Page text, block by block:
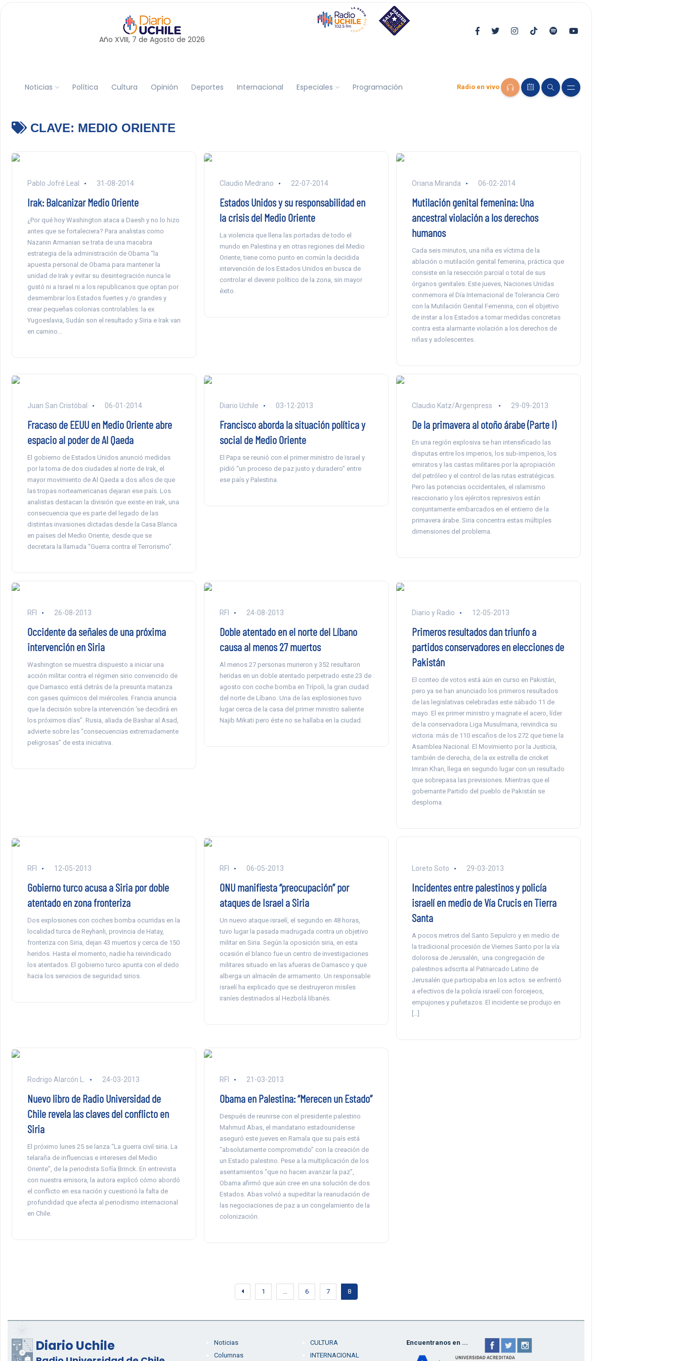
Año XVIII, 7 de Agosto de 2026
Noticias Política Cultura Opinión Deportes Internacional Especiales Programación Radio en vivo
CLAVE: MEDIO ORIENTE
Pablo Jofré Leal 31-08-2014
Irak: Balcanizar Medio Oriente
¿Por qué hoy Washington ataca a Daesh y no lo hizo
antes que se fortaleciera? Para analistas como
Nazanin Armanian se trata de una macabra
estrategia de la administración de Obama “la
apuesta personal de Obama para mantener la
unidad de Irak y evitar su desintegración nunca le
gustó ni a Israel ni a los republicanos que optan por
desmembrar los Estados fuertes y /o grandes y
crear pequeñas colonias controlables: la ex
Yugoeslavia, Sudán son el resultado y Siria e Irak van
en camino…
Claudio Medrano 22-07-2014
Estados Unidos y su responsabilidad en
la crisis del Medio Oriente
La violencia que llena las portadas de todo el
mundo en Palestina y en otras regiones del Medio
Oriente, tiene como punto en común la decidida
intervención de los Estados Unidos en busca de
controlar el devenir político de la zona, sin mayor
éxito.
Oriana Miranda 06-02-2014
Mutilación genital femenina: Una
ancestral violación a los derechos
humanos
Cada seis minutos, una niña es víctima de la
ablación o mutilación genital femenina, práctica que
consiste en la resección parcial o total de sus
órganos genitales. Este jueves, Naciones Unidas
conmemora el Día Internacional de Tolerancia Cero
con la Mutilación Genital Femenina, con el objetivo
de instar a los Estados a tomar medidas concretas
contra esta alarmante violación a los derechos de
niñas y adolescentes.
Juan San Cristóbal 06-01-2014
Fracaso de EEUU en Medio Oriente abre
espacio al poder de Al Qaeda
El gobierno de Estados Unidos anunció medidas
por la toma de dos ciudades al norte de Irak, el
mayor movimiento de Al Qaeda a dos años de que
las tropas norteamericanas dejaran ese país. Los
analistas destacan la división que existe en Irak, una
consecuencia que es parte del legado de las
distintas invasiones dictadas desde la Casa Blanca
en países del Medio Oriente, desde que se
decretara la llamada “Guerra contra el Terrorismo”.
Diario Uchile 03-12-2013
Francisco aborda la situación política y
social de Medio Oriente
El Papa se reunió con el primer ministro de Israel y
pidió “un proceso de paz justo y duradero” entre
ese país y Palestina.
Claudio Katz/Argenpress 29-09-2013
De la primavera al otoño árabe (Parte I)
En una región explosiva se han intensificado las
disputas entre los imperios, los sub-imperios, los
emiratos y las castas militares por la apropiación
del petróleo y el control de las rutas estratégicas.
Pero las potencias occidentales, el islamismo
reaccionario y los ejércitos represivos están
conjuntamente embarcados en el entierro de la
primavera árabe. Siria concentra estas múltiples
dimensiones del problema.
RFI 26-08-2013
Occidente da señales de una próxima
intervención en Siria
Washington se muestra dispuesto a iniciar una
acción militar contra el régimen sirio convencido de
que Damasco está detrás de la presunta matanza
con gases químicos del miércoles. Francia anuncia
que la decisión sobre la intervención ‘se decidirá en
los próximos días”. Rusia, aliada de Bashar al Asad,
advierte sobre las “consecuencias extremadamente
peligrosas” de esta iniciativa.
RFI 24-08-2013
Doble atentado en el norte del Líbano
causa al menos 27 muertos
Al menos 27 personas murieron y 352 resultaron
heridas en un doble atentado perpetrado este 23 de
agosto con coche bomba en Trípoli, la gran ciudad
del norte de Líbano. Una de las explosiones tuvo
lugar cerca de la casa del primer ministro saliente
Najib Mikati pero éste no se hallaba en la ciudad.
Diario y Radio 12-05-2013
Primeros resultados dan triunfo a
partidos conservadores en elecciones de
Pakistán
El conteo de votos está aún en curso en Pakistán,
pero ya se han anunciado los primeros resultados
de las legislativas celebradas este sábado 11 de
mayo. El ex primer ministro y magnate el acero, líder
de la conservadora Liga Musulmana, reivindica su
victoria: más de 110 escaños de los 272 que tiene la
Asamblea Nacional. El Movimiento por la Justicia,
también de derecha, de la ex estrella de cricket
Imran Khan, llega en segundo lugar con un resultado
que sobrepasa las previsiones. Mientras que el
gobernante Partido del pueblo de Pakistán se
desploma.
RFI 12-05-2013
Gobierno turco acusa a Siria por doble
atentado en zona fronteriza
Dos explosiones con coches bomba ocurridas en la
localidad turca de Reyhanli, provincia de Hatay,
fronteriza con Siria, dejan 43 muertos y cerca de 150
heridos. Hasta el momento, nadie ha reivindicado
los atentados. El gobierno turco apunta con el dedo
hacia los servicios de seguridad sirios.
RFI 06-05-2013
ONU manifiesta “preocupación” por
ataques de Israel a Siria
Un nuevo ataque israelí, el segundo en 48 horas,
tuvo lugar la pasada madrugada contra un objetivo
militar en Siria. Según la oposición siria, en esta
ocasión el blanco fue un centro de investigaciones
militares situado en las afueras de Damasco y que
alberga un almacén de armamento. Un responsable
israelí ha explicado que se destruyeron misiles
iraníes destinados al Hezbolá libanés.
Loreto Soto 29-03-2013
Incidentes entre palestinos y policía
israelí en medio de Vía Crucis en Tierra
Santa
A pocos metros del Santo Sepulcro y en medio de
la tradicional procesión de Viernes Santo por la vía
dolorosa de Jerusalén, una congregación de
palestinos adscrita al Patriarcado Latino de
Jerusalén que participaba en los actos se enfrentó
a efectivos de la policía israelí con forcejeos,
empujones y puñetazos. El incidente se produjo en
[…]
Rodrigo Alarcón L. 24-03-2013
Nuevo libro de Radio Universidad de
Chile revela las claves del conflicto en
Siria
El próximo lunes 25 se lanza “La guerra civil siria. La
telaraña de influencias e intereses del Medio
Oriente”, de la periodista Sofía Brinck. En entrevista
con nuestra emisora, la autora explicó cómo abordó
el conflicto en esa nación y cuestionó la falta de
profundidad que afecta al periodismo internacional
en Chile.
RFI 21-03-2013
Obama en Palestina: “Merecen un Estado”
Después de reunirse con el presidente palestino
Mahmud Abas, el mandatario estadounidense
aseguró este jueves en Ramala que su país está
“absolutamente comprometido” con la creación de
un Estado palestino. Pese a la multiplicación de los
asentamientos “que no hacen avanzar la paz”,
Obama afirmó que aún cree en una solución de dos
Estados. Abas volvió a supeditar la reanudación de
las negociaciones de paz a un congelamiento de la
colonización.
1 … 6 7 8
Diario Uchile
Noticias
Columnas
CULTURA
INTERNACIONAL
Encuentranos en ...